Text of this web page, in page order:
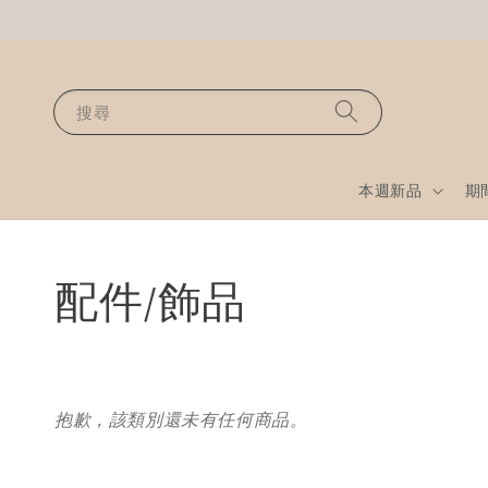
搜尋
本週新品 期
配件/飾品
抱歉，該類別還未有任何商品。